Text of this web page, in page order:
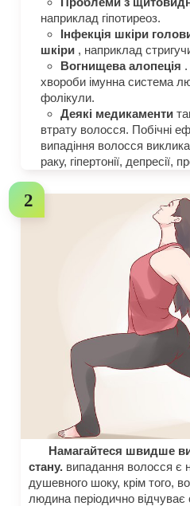
наприклад гіпотиреоз.
Інфекція шкіри
шкіри , наприклад
Вогнищева алопеція
хвороби імунна система
фолікули.
Деякі медикаменти
втрату волосся. Побічні
випадіння волосся
раку, гіпертонії, депресії,
Намагайтеся швидше
стану. випадання волосся є
душевного шоку, крім того,
людина періодично